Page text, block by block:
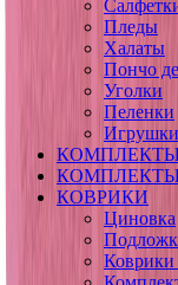
Пледы
Халаты
Пончо
Уголки
Пеленки
КОВРИКИ
Циновка
Коврики